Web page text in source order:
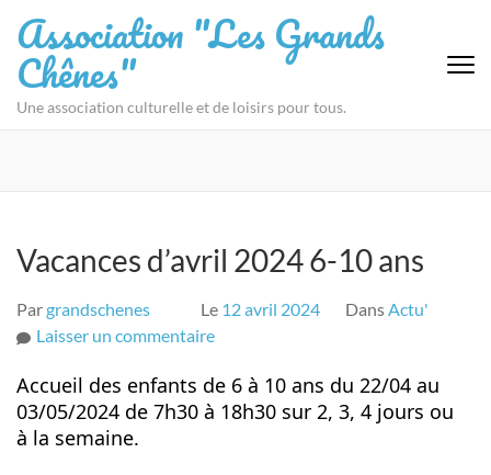
au
contenu
(Pressez
Entrée)
Association "Les Grands
Chênes"
Une association culturelle et de loisirs pour tous.
Vacances d’avril 2024 6-10 ans
Pargrandschenes Le 12 avril 2024 DansActu'
Laisser un commentairesur
d’avril
2024
Accueil des enfants de 6 à 10 ans du 22/04 au
03/05/2024 de 7h30 à 18h30 sur 2, 3, 4 jours ou
à la semaine.